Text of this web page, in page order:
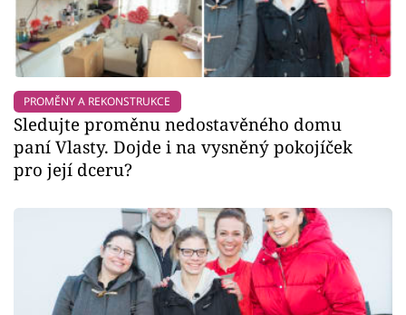
PROMĚNY A REKONSTRUKCE
Sledujte proměnu nedostavěného domu
paní Vlasty. Dojde i na vysněný pokojíček
pro její dceru?